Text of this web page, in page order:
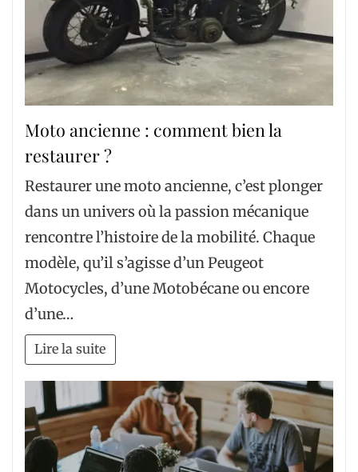
Moto ancienne : comment bien la
restaurer ?
Restaurer une moto ancienne, c’est plonger
dans un univers où la passion mécanique
rencontre l’histoire de la mobilité. Chaque
modèle, qu’il s’agisse d’un Peugeot
Motocycles, d’une Motobécane ou encore
d’une…
Lire la suite